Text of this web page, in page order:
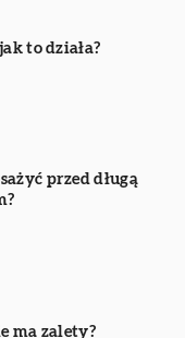
to działa?
przed długą
ma zalety?